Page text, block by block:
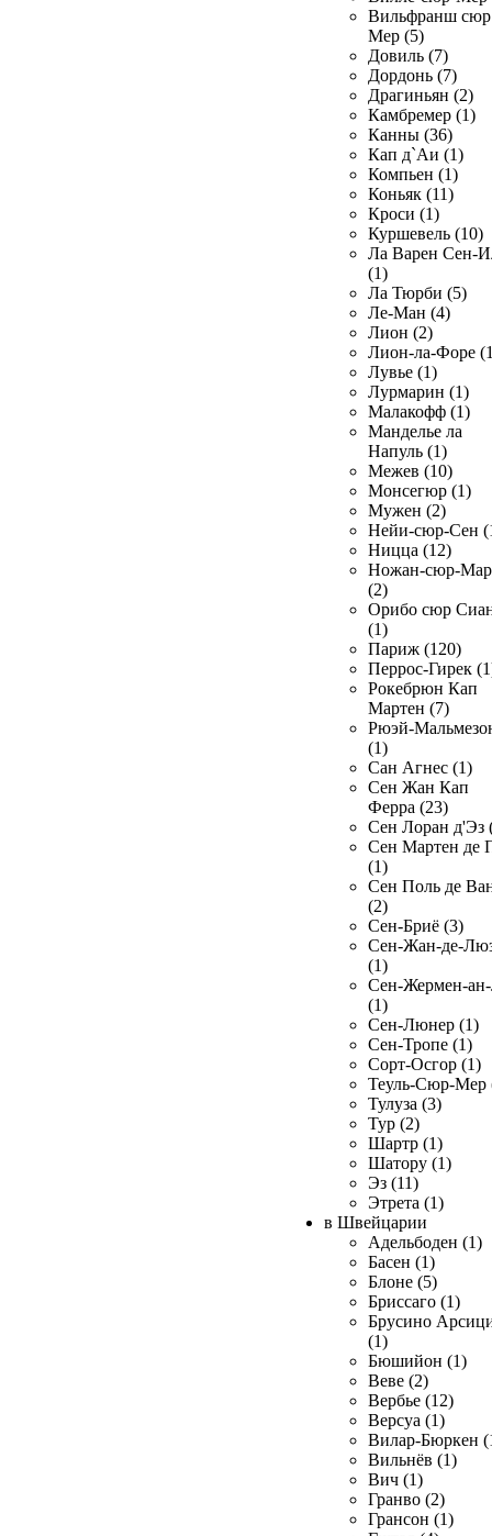
Вильфранш сюр
Мер (5)
Довиль (7)
Дордонь (7)
Драгиньян (2)
Камбремер (1)
Канны (36)
Кап д`Аи (1)
Компьен (1)
Коньяк (11)
Кроси (1)
Куршевель (10)
Ла Варен Сен-
(1)
Ла Тюрби (5)
Ле-Ман (4)
Лион (2)
Лион-ла-Форе
Лувье (1)
Лурмарин (1)
Малакофф (1)
Манделье ла
Напуль (1)
Межев (10)
Монсегюр (1)
Мужен (2)
Нейи-сюр-Сен
Ницца (12)
Ножан-сюр-
(2)
Орибо сюр
(1)
Париж (120)
Перрос-Гирек
Рокебрюн Кап
Мартен (7)
Рюэй-
(1)
Сан Агнес (1)
Сен Жан Кап
Ферра (23)
Сен Лоран д'Эз
Сен Мартен де
(1)
Сен Поль де
(2)
Сен-Бриё (3)
Сен-Жан-де-
(1)
Сен-Жермен-
(1)
Сен-Люнер (1)
Сен-Тропе (1)
Сорт-Осгор (1)
Теуль-Сюр-Мер
Тулуза (3)
Тур (2)
Шартр (1)
Шатору (1)
Эз (11)
Этрета (1)
в Швейцарии
Адельбоден (1)
Басен (1)
Блоне (5)
Бриссаго (1)
Брусино
(1)
Бюшийон (1)
Веве (2)
Вербье (12)
Версуа (1)
Вилар-Бюркен
Вильнёв (1)
Вич (1)
Гранво (2)
Грансон (1)